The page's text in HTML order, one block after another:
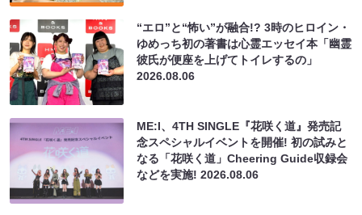
“エロ”と“怖い”が融合!? 3時のヒロイン・
ゆめっち初の著書は心霊エッセイ本「幽霊
彼氏が便座を上げてトイレするの」
2026.08.06
ME:I、4TH SINGLE『花咲く道』発売記
念スペシャルイベントを開催! 初の試みと
なる「花咲く道」Cheering Guide収録会
などを実施!2026.08.06